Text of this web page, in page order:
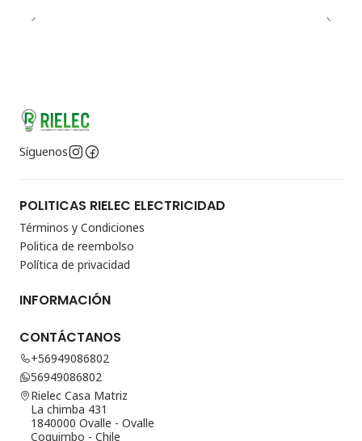
Síguenos
POLITICAS RIELEC ELECTRICIDAD
Términos y Condiciones
Politica de reembolso
Política de privacidad
INFORMACIÓN
CONTÁCTANOS
+56949086802
56949086802
Rielec Casa Matriz
La chimba 431
1840000 Ovalle - Ovalle
Coquimbo - Chile